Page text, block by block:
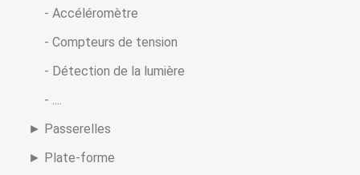
- Accéléromètre
- Compteurs de tension
- Détection de la lumière
- ....
► Passerelles
► Plate-forme